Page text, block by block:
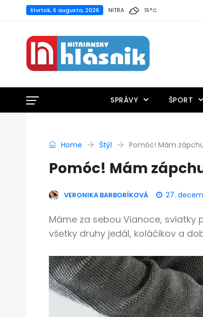
štvrtok, 6 augusta, 2026 NITRA 15°C
SPRÁVY ŠPORT
Home Štýl Pomóc! Mám
Pomóc! Mám
VERONIKA BARBORÍKOVÁ 27.
Máme za sebou Vianoce, sviatky
všetky druhy jedál, koláčikov a